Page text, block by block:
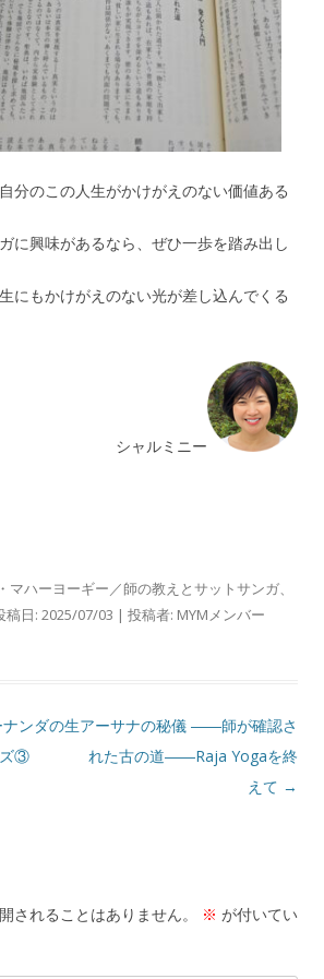
分のこの人生がかけがえのない価値ある
に興味があるなら、ぜひ一歩を踏み出し
にもかけがえのない光が差し込んでくる
シャルミニー
マハーヨーギー／師の教えとサットサンガ、
稿日: 2025/07/03 | 投稿者: MYMメンバー
ナンダの生
ズ③
アーサナの秘儀 ――師が確認さ
れた古の道――Raja Yogaを終
えて →
されることはありません。 ※ が付いてい